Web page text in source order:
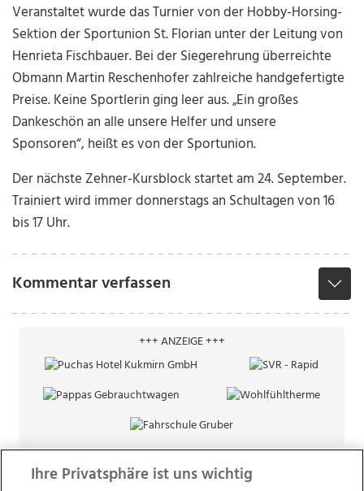
Veranstaltet wurde das Turnier von der Hobby-Horsing-
Sektion der Sportunion St. Florian unter der Leitung von
Henrieta Fischbauer. Bei der Siegerehrung überreichte
Obmann Martin Reschenhofer zahlreiche handgefertigte
Preise. Keine Sportlerin ging leer aus. „Ein großes
Dankeschön an alle unsere Helfer und unsere
Sponsoren“, heißt es von der Sportunion.
Der nächste Zehner-Kursblock startet am 24. September.
Trainiert wird immer donnerstags an Schultagen von 16
bis 17 Uhr.
Kommentar verfassen
+++ ANZEIGE +++
Ihre Privatsphäre ist uns wichtig